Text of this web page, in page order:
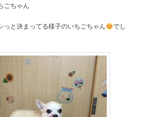
ごちゃん
っと決まってる様子のいちごちゃん
でし